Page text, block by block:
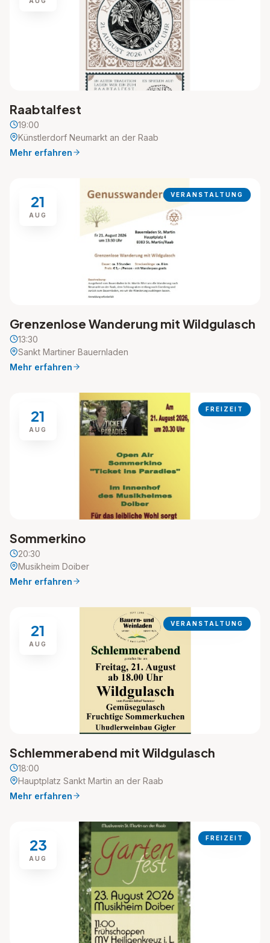
Raabtalfest
19:00
Künstlerdorf Neumarkt an der Raab
Mehr erfahren
21
AUG
VERANSTALTUNG
Grenzenlose Wanderung mit Wildgulasch
13:30
Sankt Martiner Bauernladen
Mehr erfahren
21
AUG
FREIZEIT
Sommerkino
20:30
Musikheim Doiber
Mehr erfahren
21
AUG
VERANSTALTUNG
Schlemmerabend mit Wildgulasch
18:00
Hauptplatz Sankt Martin an der Raab
Mehr erfahren
23
AUG
FREIZEIT